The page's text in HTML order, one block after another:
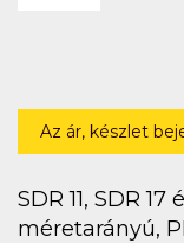
Az ár, készlet
SDR 11, SDR
méretarányú,